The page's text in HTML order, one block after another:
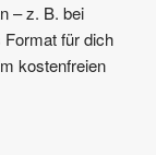
– z. B. bei
für dich
kostenfreien